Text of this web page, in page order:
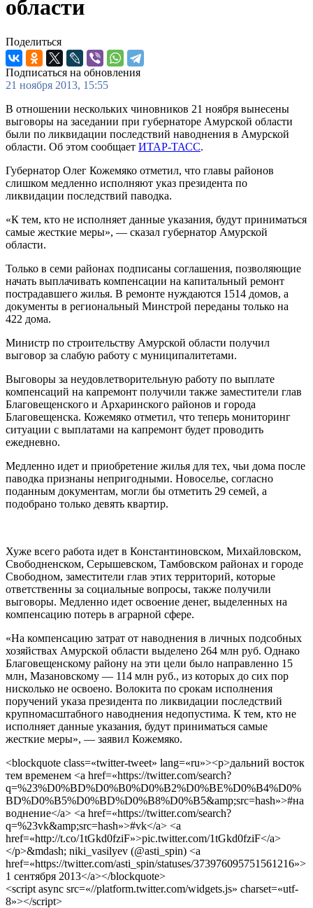
области
Поделиться
Подписаться на обновления
21 ноября 2013, 15:55
В отношении нескольких чиновников 21 ноября вынесены
выговоры на заседании при губернаторе Амурской области
были по ликвидации последствий наводнения в Амурской
области. Об этом сообщает ИТАР-ТАСС.
Губернатор Олег Кожемяко отметил, что главы районов
слишком медленно исполняют указ президента по
ликвидации последствий паводка.
«К тем, кто не исполняет данные указания, будут приниматься
самые жесткие меры», — сказал губернатор Амурской
области.
Только в семи районах подписаны соглашения, позволяющие
начать выплачивать компенсации на капитальный ремонт
пострадавшего жилья. В ремонте нуждаются 1514 домов, а
документы в региональный Минстрой переданы только на
422 дома.
Министр по строительству Амурской области получил
выговор за слабую работу с муниципалитетами.
Выговоры за неудовлетворительную работу по выплате
компенсаций на капремонт получили также заместители глав
Благовещенского и Архаринского районов и города
Благовещенска. Кожемяко отметил, что теперь мониторинг
ситуации с выплатами на капремонт будет проводить
ежедневно.
Медленно идет и приобретение жилья для тех, чьи дома после
паводка признаны непригодными. Новоселье, согласно
поданным документам, могли бы отметить 29 семей, а
подобрано только девять квартир.
Хуже всего работа идет в Константиновском, Михайловском,
Свободненском, Серышевском, Тамбовском районах и городе
Свободном, заместители глав этих территорий, которые
ответственны за социальные вопросы, также получили
выговоры. Медленно идет освоение денег, выделенных на
компенсацию потерь в аграрной сфере.
«На компенсацию затрат от наводнения в личных подсобных
хозяйствах Амурской области выделено 264 млн руб. Однако
Благовещенскому району на эти цели было направленно 15
млн, Мазановскому — 114 млн руб., из которых до сих пор
нисколько не освоено. Волокита по срокам исполнения
поручений указа президента по ликвидации последствий
крупномасштабного наводнения недопустима. К тем, кто не
исполняет данные указания, будут приниматься самые
жесткие меры», — заявил Кожемяко.
<blockquote class=«twitter-tweet» lang=«ru»><p>дальний восток
тем временем <a href=«https://twitter.com/search?
q=%23%D0%BD%D0%B0%D0%B2%D0%BE%D0%B4%D0%
BD%D0%B5%D0%BD%D0%B8%D0%B5&amp;src=hash»>#на
воднение</a> <a href=«https://twitter.com/search?
q=%23vk&amp;src=hash»>#vk</a> <a
href=«http://t.co/1tGkd0fziF»>pic.twitter.com/1tGkd0fziF</a>
</p>&mdash; niki_vasilyev (@asti_spin) <a
href=«https://twitter.com/asti_spin/statuses/373976095751561216»>
1 сентября 2013</a></blockquote>
<script async src=«//platform.twitter.com/widgets.js» charset=«utf-
8»></script>